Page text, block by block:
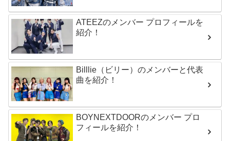
ATEEZのメンバー プロフィールを
紹介！
Billlie（ビリー）のメンバーと代表
曲を紹介！
BOYNEXTDOORのメンバー プロ
フィールを紹介！